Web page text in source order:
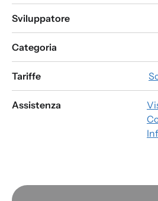
Sviluppatore
Categoria
Tariffe
Assistenza